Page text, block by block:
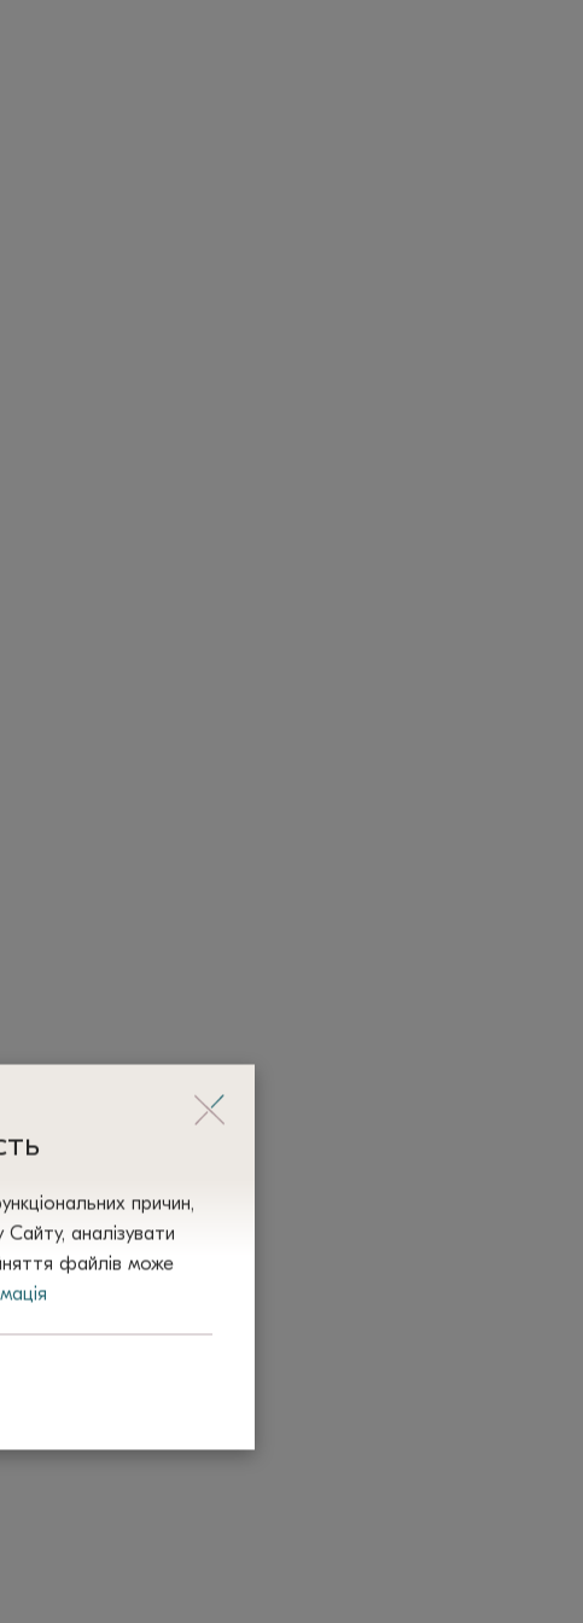
причин,
аналізувати
файлів може